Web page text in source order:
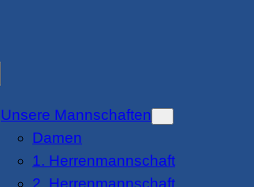
Unsere Mannschaften
Damen
1. Herrenmannschaft
2. Herrenmannschaft